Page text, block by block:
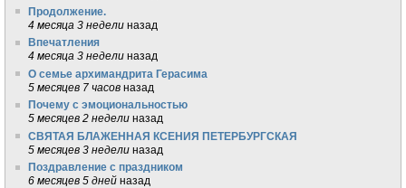
Продолжение.
4 месяца 3 недели назад
Впечатления
4 месяца 3 недели назад
О семье архимандрита Герасима
5 месяцев 7 часов назад
Почему с эмоциональностью
5 месяцев 2 недели назад
СВЯТАЯ БЛАЖЕННАЯ КСЕНИЯ ПЕТЕРБУРГСКАЯ
5 месяцев 3 недели назад
Поздравление с праздником
6 месяцев 5 дней назад